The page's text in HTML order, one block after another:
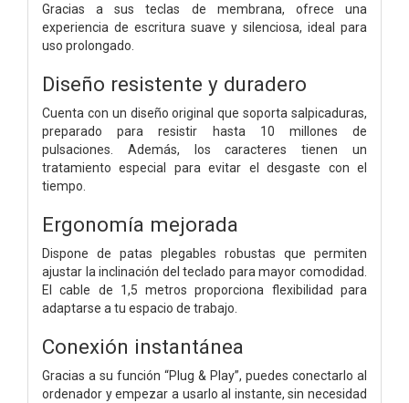
Gracias a sus teclas de membrana, ofrece una
experiencia de escritura suave y silenciosa, ideal para
uso prolongado.
Diseño resistente y duradero
Cuenta con un diseño original que soporta salpicaduras,
preparado para resistir hasta 10 millones de
pulsaciones. Además, los caracteres tienen un
tratamiento especial para evitar el desgaste con el
tiempo.
Ergonomía mejorada
Dispone de patas plegables robustas que permiten
ajustar la inclinación del teclado para mayor comodidad.
El cable de 1,5 metros proporciona flexibilidad para
adaptarse a tu espacio de trabajo.
Conexión instantánea
Gracias a su función “Plug & Play”, puedes conectarlo al
ordenador y empezar a usarlo al instante, sin necesidad